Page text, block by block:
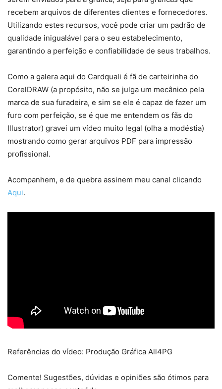
recebem arquivos de diferentes clientes e fornecedores.
Utilizando estes recursos, você pode criar um padrão de
qualidade inigualável para o seu estabelecimento,
garantindo a perfeição e confiabilidade de seus trabalhos.
Como a galera aqui do Cardquali é fã de carteirinha do
CorelDRAW (a propósito, não se julga um mecânico pela
marca de sua furadeira, e sim se ele é capaz de fazer um
furo com perfeição, se é que me entendem os fãs do
Illustrator) gravei um vídeo muito legal (olha a modéstia)
mostrando como gerar arquivos PDF para impressão
profissional.
Acompanhem, e de quebra assinem meu canal clicando
Aqui.
Referências do vídeo: Produção Gráfica All4PG
Comente! Sugestões, dúvidas e opiniões são ótimos para